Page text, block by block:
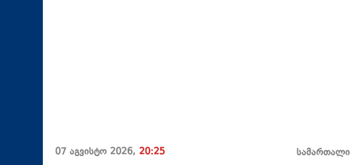
07 აგვისტო 2026, 20:25 სამართალი